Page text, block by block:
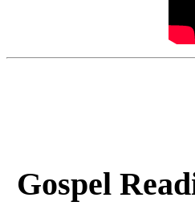
Gospel